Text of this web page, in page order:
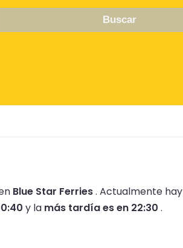
Buscar
Blue Star Ferries. Actualmente hay
y la más tardía es en 22:30 .